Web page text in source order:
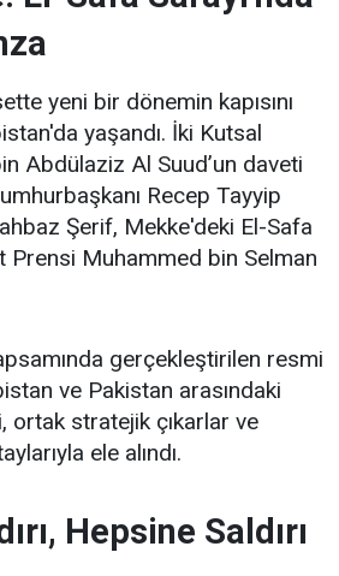
yeni bir dönemin kapısını
yaşandı. İki Kutsal
Abdülaziz Al Suud’un daveti
Recep Tayyip
Şerif, Mekke'deki El-Safa
Prensi Muhammed bin Selman
gerçekleştirilen resmi
ve Pakistan arasındaki
stratejik çıkarlar ve
ele alındı.
Hepsine Saldırı